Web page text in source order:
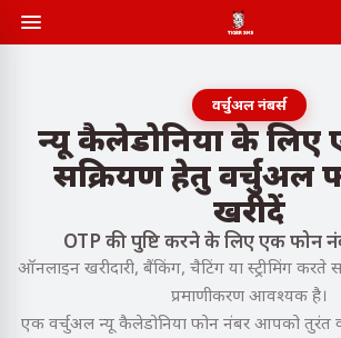
वर्चुअल नंबर्स
न्यू कैलेडोनिया के
सक्रियण हेतु वर्चुअल
खरीदें
OTP की पुष्टि करने के लिए एक फोन
ऑनलाइन खरीदारी, बैंकिंग, चैटिंग या स्ट्रीमिंग करते
प्रमाणीकरण आवश्यक है।
एक वर्चुअल न्यू कैलेडोनिया फोन नंबर आपको तुरंत